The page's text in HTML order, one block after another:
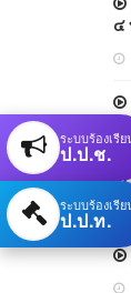
๔
ระบบร้องเรี
ป.ป.ช.
ระบบร้องเรี
ป.ป.ท.